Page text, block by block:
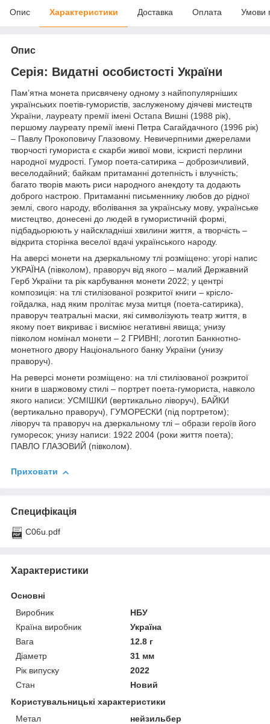
Опис Характеристики Доставка Оплата Умови
Опис
Серія: Видатні особистості України
Пам’ятна монета присвячену одному з найпопулярніших
українських поетів-гумористів, заслуженому діячеві мистецтв
України, лауреату премії імені Остапа Вишні (1988 рік),
першому лауреату премії імені Петра Сагайдачного (1996 рік)
– Павлу Прокоповичу Глазовому. Невичерпними джерелами
творчості гумориста є скарби живої мови, іскристі перлини
народної мудрості. Гумор поета-сатирика – доброзичливий,
веселодайний; байкам притаманні дотепність і влучність;
багато творів мають риси народного анекдоту та додають
доброго настрою. Притаманні письменнику любов до рідної
землі, свого народу, вболівання за українську мову, українське
мистецтво, донесені до людей в гумористичній формі,
підбадьорюють у найскладніші хвилини життя, а творчість –
відкрита сторінка веселої вдачі українського народу.
На аверсі монети на дзеркальному тлі розміщено: угорі напис
УКРАЇНА (півколом), праворуч від якого – малий Державний
Герб України та рік карбування монети 2022; у центрі
композиція: на тлі стилізованої розкритої книги – крісло-
гойдалка, над яким пролітає муза митця (поета-сатирика),
праворуч театральні маски, які символізують театр життя, в
якому поет викриває і висміює негативні явища; унизу
півколом номінал монети – 2 ГРИВНІ; логотип Банкнотно-
монетного двору Національного банку України (унизу
праворуч).
На реверсі монети розміщено: на тлі стилізованої розкритої
книги в шаржовому стилі – портрет поета-гумориста, навколо
якого написи: УСМІШКИ (вертикально ліворуч), БАЙКИ
(вертикально праворуч), ГУМОРЕСКИ (під портретом);
ліворуч та праворуч на дзеркальному тлі – образи героїв його
гуморесок; унизу написи: 1922 2004 (роки життя поета);
ПАВЛО ГЛАЗОВИЙ (півколом).
Приховати
Специфікація
C06u.pdf
Характеристики
Основні
Виробник
НБУ
Країна виробник
Україна
Вага
12.8 г
Діаметр
31 мм
Рік випуску
2022
Стан
Новий
Користувальницькі характеристики
Метал
нейзильбер